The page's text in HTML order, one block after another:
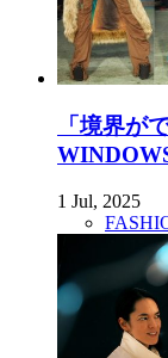
「境界が
1 Jul, 2025